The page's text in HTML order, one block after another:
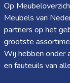
Op
Meubels van
partners op het
grootste
Wij hebben onder
en fauteuils van